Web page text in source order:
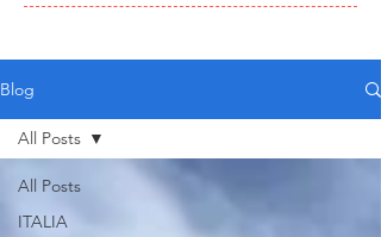
Blog
All Posts
ITALIA
All Posts